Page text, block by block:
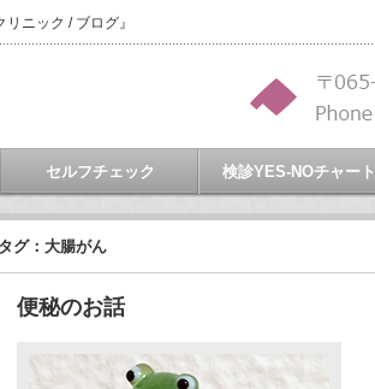
ニック / ブログ』
セルフチェック 検診YES-NOチャート
タグ：大腸がん
便秘のお話